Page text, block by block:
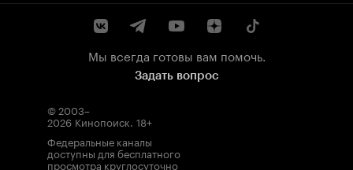
Мы всегда готовы вам помочь.
Задать вопрос
© 2003–
2026 Кинопоиск. 18+
Федеральные каналы
доступны для бесплатного
просмотра круглосуточно